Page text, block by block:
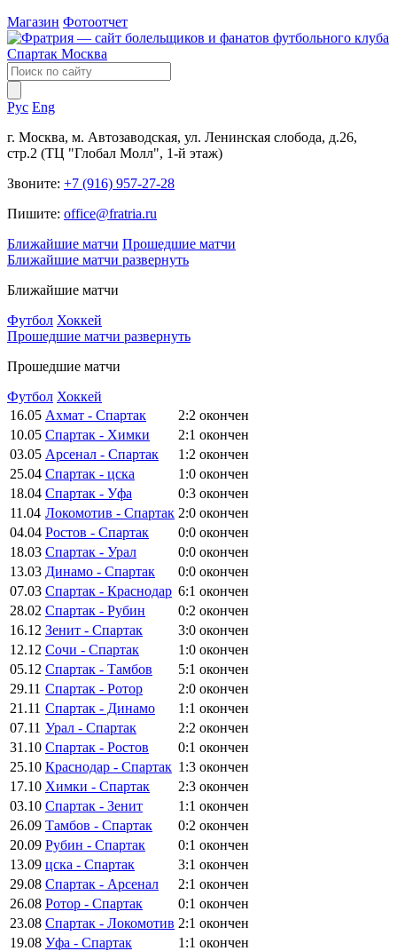
Магазин Фотоотчет
Рус Eng
г. Москва, м. Автозаводская, ул. Ленинская слобода, д.26,
стр.2 (ТЦ "Глобал Молл", 1-й этаж)
Звоните: +7 (916) 957-27-28
Пишите: office@fratria.ru
Ближайшие матчи Прошедшие матчи
Ближайшие матчи развернуть
Ближайшие матчи
Футбол Хоккей
Прошедшие матчи развернуть
Прошедшие матчи
Футбол Хоккей
16.05 Ахмат - Спартак 2:2 окончен
10.05 Спартак - Химки 2:1 окончен
03.05 Арсенал - Спартак 1:2 окончен
25.04 Спартак - цска 1:0 окончен
18.04 Спартак - Уфа 0:3 окончен
11.04 Локомотив - Спартак 2:0 окончен
04.04 Ростов - Спартак 0:0 окончен
18.03 Спартак - Урал 0:0 окончен
13.03 Динамо - Спартак 0:0 окончен
07.03 Спартак - Краснодар 6:1 окончен
28.02 Спартак - Рубин 0:2 окончен
16.12 Зенит - Спартак 3:0 окончен
12.12 Сочи - Спартак 1:0 окончен
05.12 Спартак - Тамбов 5:1 окончен
29.11 Спартак - Ротор 2:0 окончен
21.11 Спартак - Динамо 1:1 окончен
07.11 Урал - Спартак 2:2 окончен
31.10 Спартак - Ростов 0:1 окончен
25.10 Краснодар - Спартак 1:3 окончен
17.10 Химки - Спартак 2:3 окончен
03.10 Спартак - Зенит 1:1 окончен
26.09 Тамбов - Спартак 0:2 окончен
20.09 Рубин - Спартак 0:1 окончен
13.09 цска - Спартак 3:1 окончен
29.08 Спартак - Арсенал 2:1 окончен
26.08 Ротор - Спартак 0:1 окончен
23.08 Спартак - Локомотив 2:1 окончен
19.08 Уфа - Спартак 1:1 окончен